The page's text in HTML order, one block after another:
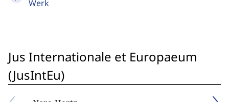
Werk
Jus Internationale et Europaeum
(JusIntEu)